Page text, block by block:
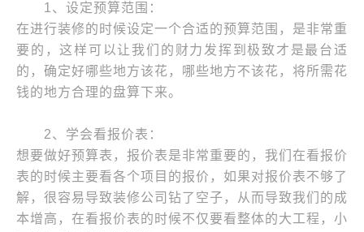
1、设定预算范围：
在进行装修的时候设定一个合适的预算范围，是非常重
要的，这样可以让我们的财力发挥到极致才是最台适
的，确定好哪些地方该花，哪些地方不该花，将所需花
钱的地方合理的盘算下来。
2、学会看报价表：
想要做好预算表，报价表是非常重要的，我们在看报价
表的时候主要看各个项目的报价，如果对报价表不够了
解，很容易导致装修公司钻了空子，从而导致我们的成
本增高，在看报价表的时候不仅要看整体的大工程，小